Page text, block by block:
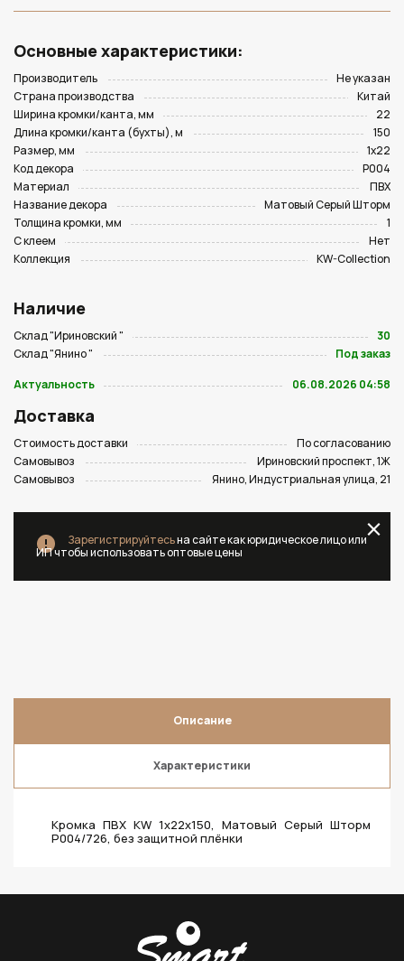
Основные характеристики:
Производитель
Не указан
Страна производства
Китай
Ширина кромки/канта, мм
22
Длина кромки/канта (бухты), м
150
Размер, мм
1х22
Код декора
P004
Материал
ПВХ
Название декора
Матовый Серый Шторм
Толщина кромки, мм
1
С клеем
Нет
Коллекция
KW-Collection
Наличие
Склад "Ириновский "
30
Склад "Янино "
Под заказ
Актуальность
06.08.2026 04:58
Доставка
Стоимость доставки
По согласованию
Самовывоз
Ириновский проспект, 1Ж
Самовывоз
Янино, Индустриальная улица, 21
Зарегистрируйтесьна сайте как юридическое лицо или
ИП чтобы использовать оптовые цены
Описание
Характеристики
Кромка ПВХ KW 1х22х150, Матовый Серый Шторм
P004/726, без защитной плёнки